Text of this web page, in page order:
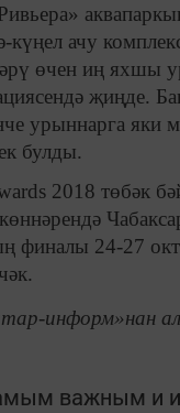
күңел ачу
өчен иң яхшы
җиңде.
урыннарга яки
булды.
2018 төбәк
финалы 24-27
информ»нан
важным и